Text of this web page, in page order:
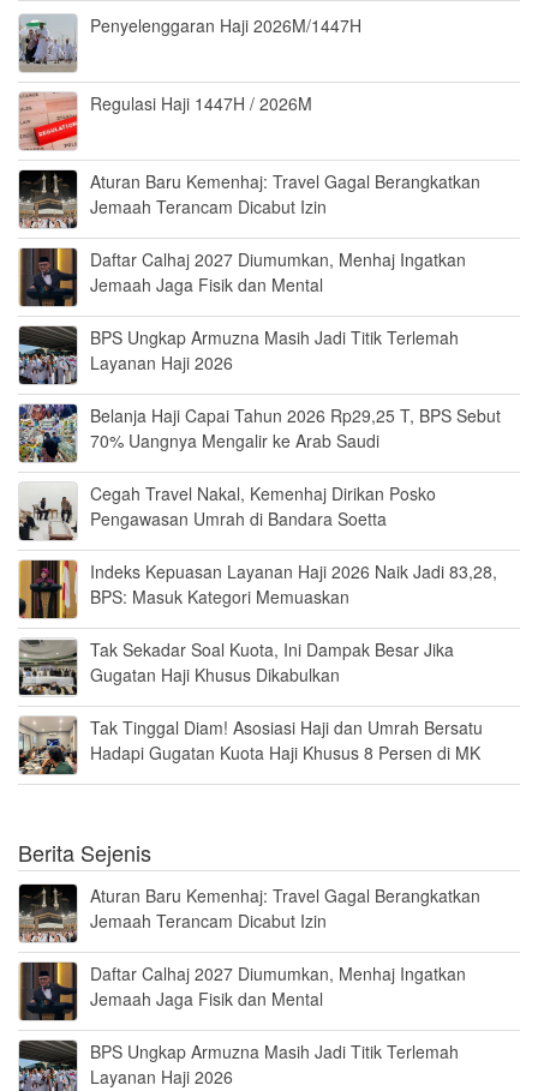
Penyelenggaran Haji 2026M/1447H
Regulasi Haji 1447H / 2026M
Aturan Baru Kemenhaj: Travel Gagal Berangkatkan
Jemaah Terancam Dicabut Izin
Daftar Calhaj 2027 Diumumkan, Menhaj Ingatkan
Jemaah Jaga Fisik dan Mental
BPS Ungkap Armuzna Masih Jadi Titik Terlemah
Layanan Haji 2026
Belanja Haji Capai Tahun 2026 Rp29,25 T, BPS Sebut
70% Uangnya Mengalir ke Arab Saudi
Cegah Travel Nakal, Kemenhaj Dirikan Posko
Pengawasan Umrah di Bandara Soetta
Indeks Kepuasan Layanan Haji 2026 Naik Jadi 83,28,
BPS: Masuk Kategori Memuaskan
Tak Sekadar Soal Kuota, Ini Dampak Besar Jika
Gugatan Haji Khusus Dikabulkan
Tak Tinggal Diam! Asosiasi Haji dan Umrah Bersatu
Hadapi Gugatan Kuota Haji Khusus 8 Persen di MK
Berita Sejenis
Aturan Baru Kemenhaj: Travel Gagal Berangkatkan
Jemaah Terancam Dicabut Izin
Daftar Calhaj 2027 Diumumkan, Menhaj Ingatkan
Jemaah Jaga Fisik dan Mental
BPS Ungkap Armuzna Masih Jadi Titik Terlemah
Layanan Haji 2026